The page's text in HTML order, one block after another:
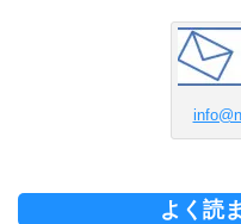
よく読